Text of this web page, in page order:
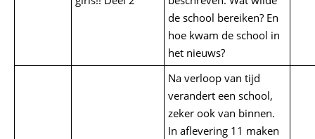
de school bereiken? En
hoe kwam de school in
het nieuws?
Na verloop van tijd
verandert een school,
zeker ook van binnen.
In aflevering 11 maken